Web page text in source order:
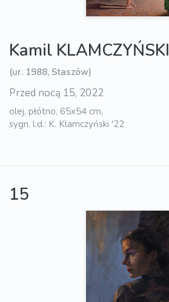
Kamil KLAMCZYŃSKI
(ur. 1988, Staszów)
Przed nocą 15, 2022
olej, płótno, 65x54 cm,
sygn. l.d.: K. Klamczyński '22
15